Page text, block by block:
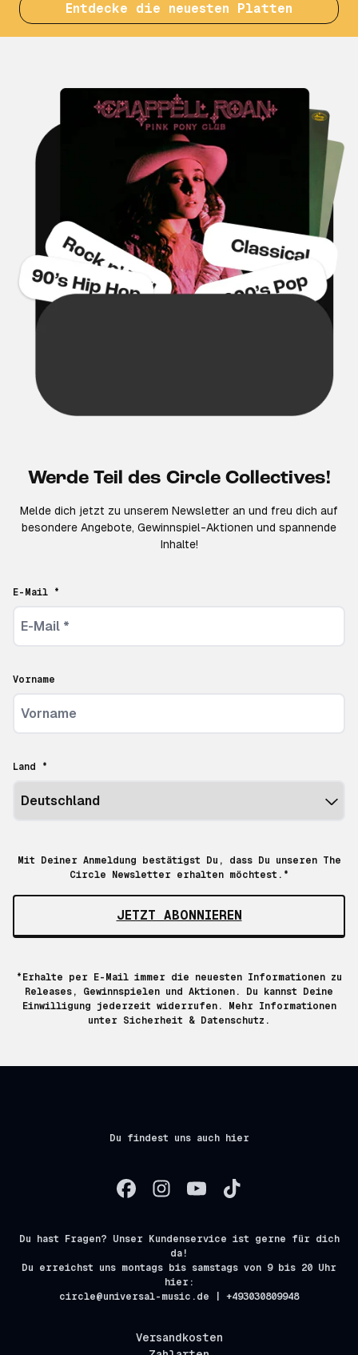
Entdecke die neuesten Platten
Werde Teil des Circle Collectives!
Melde dich jetzt zu unserem Newsletter an und freu dich auf
besondere Angebote, Gewinnspiel-Aktionen und spannende
Inhalte!
E-Mail *
Vorname
Land *
Mit Deiner Anmeldung bestätigst Du, dass Du unseren The
Circle Newsletter erhalten möchtest.*
JETZT ABONNIEREN
*Erhalte per E-Mail immer die neuesten Informationen zu
Releases, Gewinnspielen und Aktionen. Du kannst Deine
Einwilligung jederzeit widerrufen. Mehr Informationen
unter Sicherheit & Datenschutz.
Du findest uns auch hier
Du hast Fragen? Unser Kundenservice ist gerne für dich
da!
Du erreichst uns montags bis samstags von 9 bis 20 Uhr
hier:
circle@universal-music.de | +493030809948
Versandkosten